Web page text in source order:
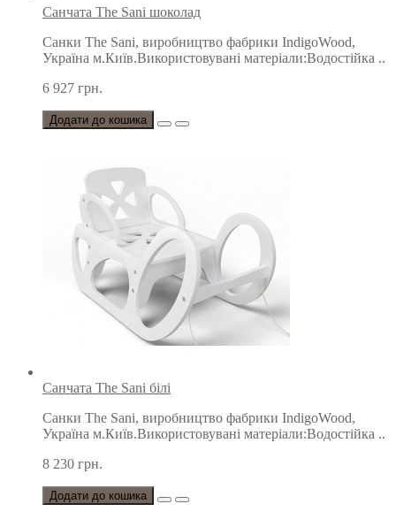
Санчата The Sani шоколад
Санки The Sani, виробництво фабрики IndigoWood,
Україна м.Київ.Використовувані матеріали:Водостійка ..
6 927 грн.
Додати до кошика
Санчата The Sani білі
Санки The Sani, виробництво фабрики IndigoWood,
Україна м.Київ.Використовувані матеріали:Водостійка ..
8 230 грн.
Додати до кошика